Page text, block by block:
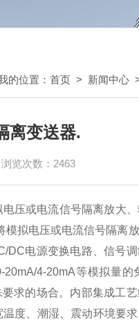
的位置： 首页 > 新闻中心
离变送器.
浏览次数：2463
压或电流信号隔离放大
拟电压或电流信号隔离
电源变换电路、信号
4-20mA等模拟量
求的场合。内部集成工
度、潮湿、震动环境要